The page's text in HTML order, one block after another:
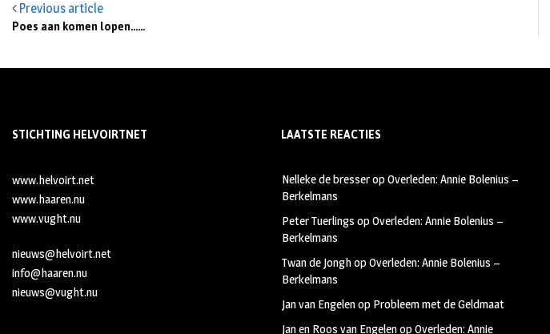
Previous article
Poes aan komen lopen……
STICHTING HELVOIRTNET
www.helvoirt.net
www.haaren.nu
www.vught.nu
nieuws@helvoirt.net
info@haaren.nu
nieuws@vught.nu
LAATSTE REACTIES
Nelleke de bresseropOverleden: Annie Bolenius –
Berkelmans
Peter Tuerlings opOverleden: Annie Bolenius –
Berkelmans
Twan de JonghopOverleden: Annie Bolenius –
Berkelmans
Jan van Engelenop Probleem met de Geldmaat
Jan en Roos van EngelenopOverleden: Annie